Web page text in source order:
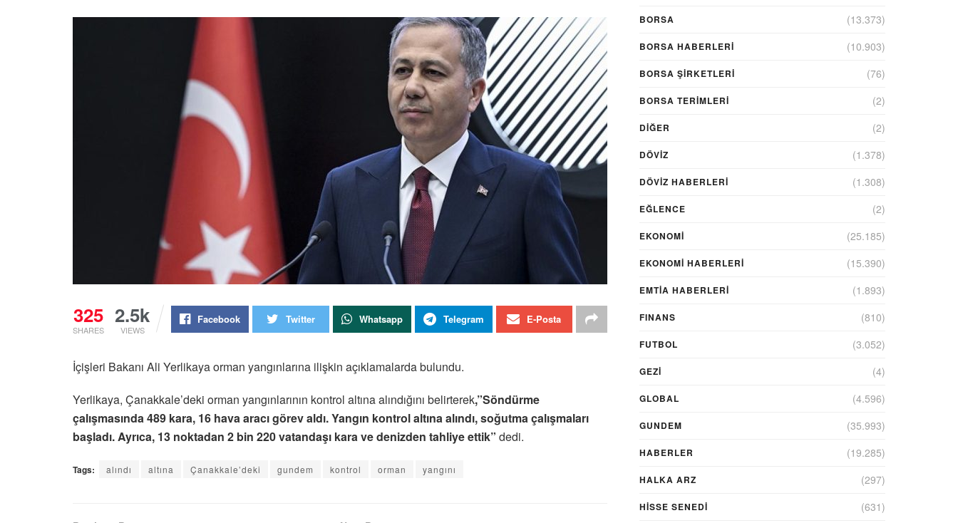
325
SHARES
2.5k
VIEWS
Facebook Twitter Whatsapp Telegram E-Posta
İçişleri Bakanı Ali Yerlikaya orman yangınlarına ilişkin açıklamalarda bulundu.
Yerlikaya, Çanakkale’deki orman yangınlarının kontrol altına alındığını belirterek,”Söndürme
çalışmasında 489 kara, 16 hava aracı görev aldı. Yangın kontrol altına alındı, soğutma çalışmaları
başladı. Ayrıca, 13 noktadan 2 bin 220 vatandaşı kara ve denizden tahliye ettik” dedi.
Tags: alındı altına Çanakkale’deki gundem kontrol orman yangını
BORSA (13.373)
BORSA HABERLERI (10.903)
BORSA ŞIRKETLERI (76)
BORSA TERIMLERI (2)
DIĞER (2)
DÖVİZ (1.378)
DÖVIZ HABERLERI (1.308)
EĞLENCE (2)
EKONOMİ (25.185)
EKONOMI HABERLERI (15.390)
EMTIA HABERLERI (1.893)
FINANS (810)
FUTBOL (3.052)
GEZI (4)
GLOBAL (4.596)
GUNDEM (35.993)
HABERLER (19.285)
HALKA ARZ (297)
HİSSE SENEDİ (631)